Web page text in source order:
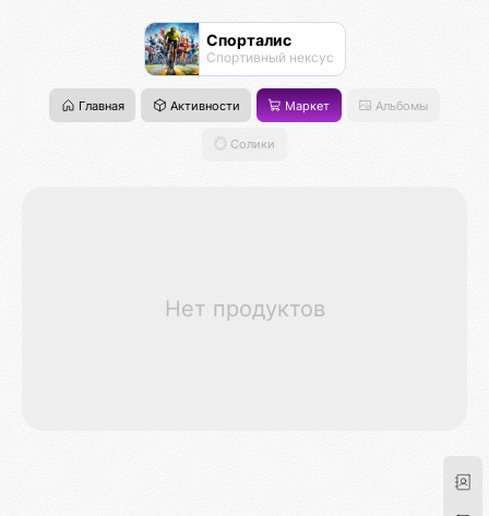
Спорталис
Спортивный нексус
Главная Активности Маркет Альбомы
Солики
Нет продуктов